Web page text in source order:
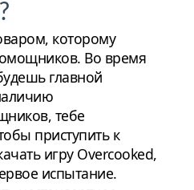
которому
Во время
главной
тебе
приступить к
игру Overcooked,
испытание.